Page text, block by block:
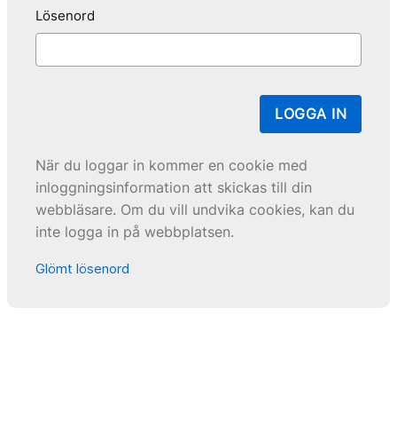
Lösenord
LOGGA IN
När du loggar in kommer en cookie med
inloggningsinformation att skickas till din
webbläsare. Om du vill undvika cookies, kan du
inte logga in på webbplatsen.
Glömt lösenord